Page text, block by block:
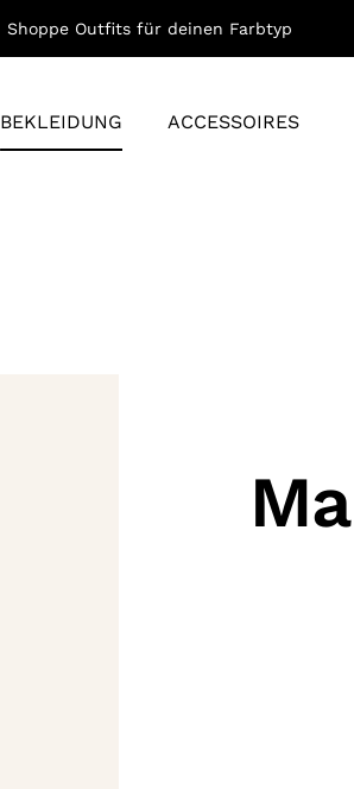
Shoppe Outfits für deinen Farbtyp
BEKLEIDUNG ACCESSOIRES